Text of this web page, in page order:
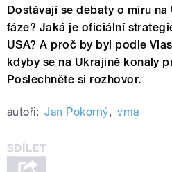
Dostávají se debaty o míru
fáze? Jaká je oficiální
USA? A proč by byl podle
kdyby se na Ukrajině konaly
Poslechněte si rozhovor.
autoři: Jan Pokorný, vma